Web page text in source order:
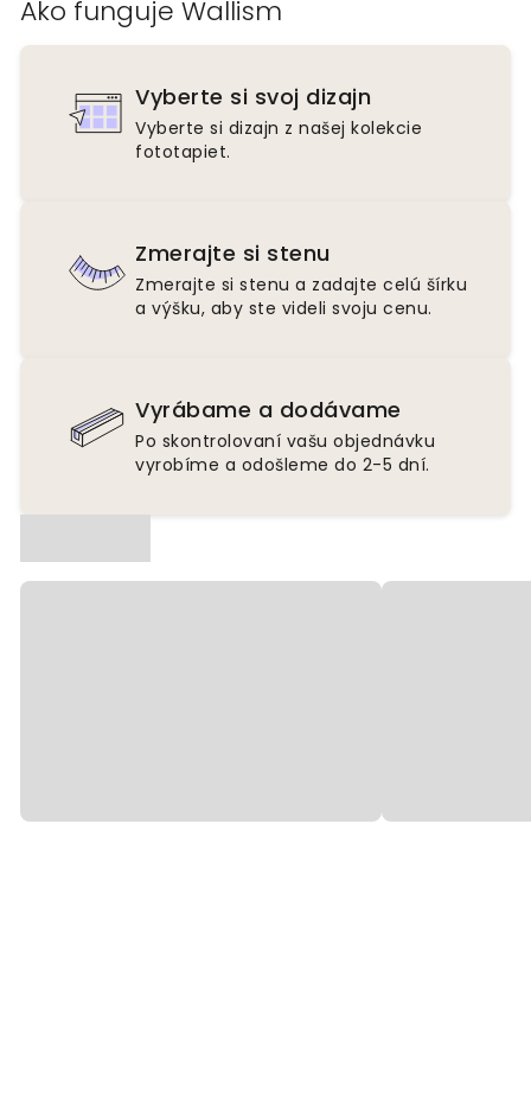
Ako funguje Wallism
Vyberte si svoj dizajn
Vyberte si dizajn z našej kolekcie
fototapiet.
Zmerajte si stenu
Zmerajte si stenu a zadajte celú šírku
a výšku, aby ste videli svoju cenu.
Vyrábame a dodávame
Po skontrolovaní vašu objednávku
vyrobíme a odošleme do 2-5 dní.